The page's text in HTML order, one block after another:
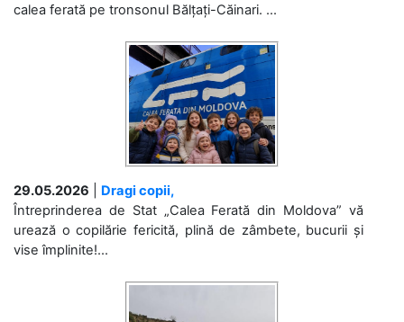
calea ferată pe tronsonul Bălțați-Căinari. ...
29.05.2026
Dragi copii,
Întreprinderea de Stat „Calea Ferată din Moldova” vă
urează o copilărie fericită, plină de zâmbete, bucurii și
vise împlinite!...